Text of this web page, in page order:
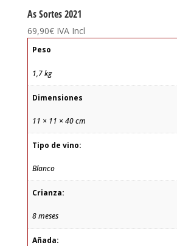
As Sortes 2021
69,90€ IVA Incl
Peso
1,7 kg
Dimensiones
11 × 11 × 40 cm
Tipo de vino:
Blanco
Crianza:
8 meses
Añada: